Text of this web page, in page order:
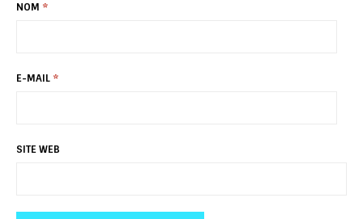
NOM *
E-MAIL *
SITE WEB